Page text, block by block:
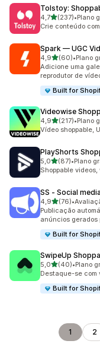
Tolstoy:
4,7de 5 estrelas
(237)
237 avaliações ao
•Plano
Crie conteúdo
Spark — UGC
4,9de 5 estrelas
(60)
60 avaliações ao
•Plano
Adicione uma
reprodutor de
Built for
Videowise
4,9de 5 estrelas
(217)
217 avaliações ao
•Plano
Vídeo shoppable,
PlayShorts
5,0de 5 estrelas
(87)
87 avaliações ao
•Plano
Shoppable
SS ‑ Social
4,9de 5 estrelas
(76)
76 avaliações ao
•
Publicação
anúncios gerados
Built for
SwipeUp
5,0de 5 estrelas
(40)
40 avaliações ao
•Plano
Destaque-se com
Built for
1 2